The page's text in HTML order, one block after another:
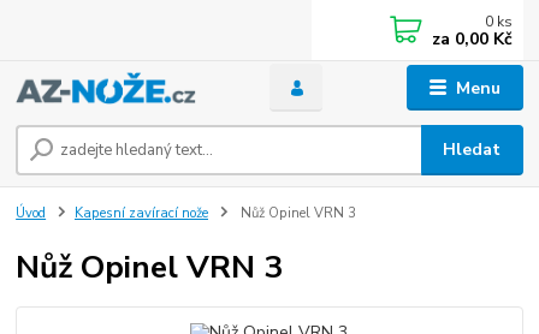
Menu
Hledat
0 ks
za 0,00 Kč
Úvod Kapesní zavírací nože Nůž Opinel VRN 3
Nůž Opinel VRN 3